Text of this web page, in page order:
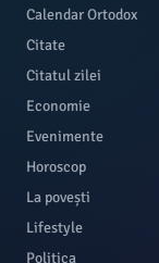
Calendar Ortodox
Citate
Citatul zilei
Economie
Evenimente
Horoscop
La povești
Lifestyle
Politica